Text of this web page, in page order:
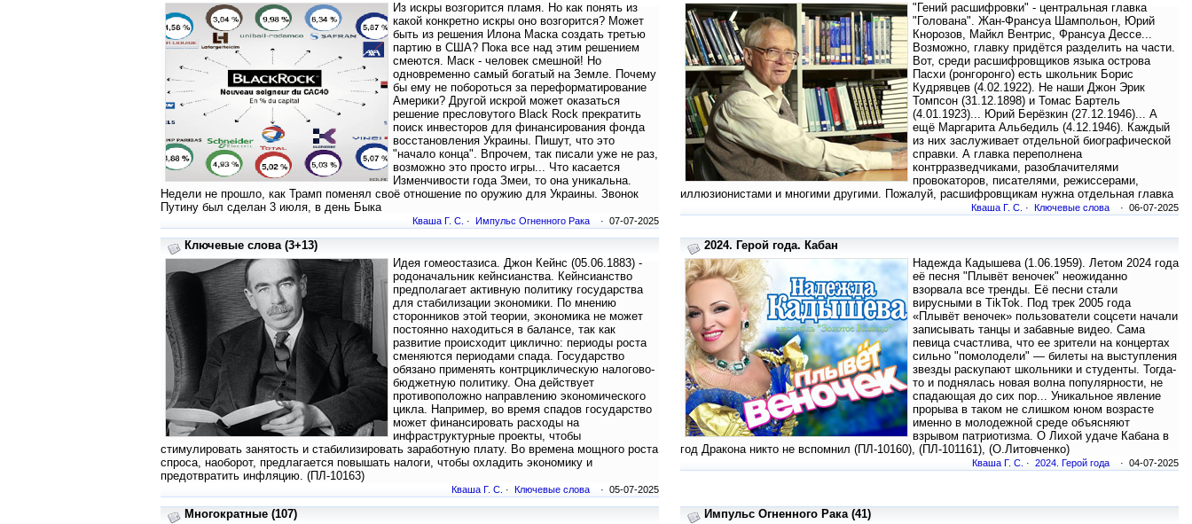
Из искры возгорится пламя. Но как понять из
какой конкретно искры оно возгорится? Может
быть из решения Илона Маска создать третью
партию в США? Пока все над этим решением
смеются. Маск - человек смешной! Но
одновременно самый богатый на Земле. Почему
бы ему не побороться за переформатирование
Америки? Другой искрой может оказаться
решение пресловутого Black Rock прекратить
поиск инвесторов для финансирования фонда
восстановления Украины. Пишут, что это
"начало конца". Впрочем, так писали уже не раз,
возможно это просто игры... Что касается
Изменчивости года Змеи, то она уникальна.
Недели не прошло, как Трамп поменял своё отношение по оружию для Украины. Звонок
Путину был сделан 3 июля, в день Быка
Кваша Г. С. · Импульс Огненного Рака · 07-07-2025
"Гений расшифровки" - центральная главка
"Голована". Жан-Франсуа Шампольон, Юрий
Кнорозов, Майкл Вентрис, Франсуа Дессе...
Возможно, главку придётся разделить на части.
Вот, среди расшифровщиков языка острова
Пасхи (ронгоронго) есть школьник Борис
Кудрявцев (4.02.1922). Не наши Джон Эрик
Томпсон (31.12.1898) и Томас Бартель
(4.01.1923)... Юрий Берёзкин (27.12.1946)... А
ещё Маргарита Альбедиль (4.12.1946). Каждый
из них заслуживает отдельной биографической
справки. А главка переполнена
контрразведчиками, разоблачителями
провокаторов, писателями, режиссерами,
иллюзионистами и многими другими. Пожалуй, расшифровщикам нужна отдельная главка
Кваша Г. С. · Ключевые слова · 06-07-2025
Ключевые слова (3+13)
Идея гомеостазиса. Джон Кейнс (05.06.1883) -
родоначальник кейнсианства. Кейнсианство
предполагает активную политику государства
для стабилизации экономики. По мнению
сторонников этой теории, экономика не может
постоянно находиться в балансе, так как
развитие происходит циклично: периоды роста
сменяются периодами спада. Государство
обязано применять контрциклическую налогово-
бюджетную политику. Она действует
противоположно направлению экономического
цикла. Например, во время спадов государство
может финансировать расходы на
инфраструктурные проекты, чтобы
стимулировать занятость и стабилизировать заработную плату. Во времена мощного роста
спроса, наоборот, предлагается повышать налоги, чтобы охладить экономику и
предотвратить инфляцию. (ПЛ-10163)
Кваша Г. С. · Ключевые слова · 05-07-2025
2024. Герой года. Кабан
Надежда Кадышева (1.06.1959). Летом 2024 года
её песня "Плывёт веночек" неожиданно
взорвала все тренды. Её песни стали
вирусными в TikTok. Под трек 2005 года
«Плывёт веночек» пользователи соцсети начали
записывать танцы и забавные видео. Сама
певица счастлива, что ее зрители на концертах
сильно "помолодели" — билеты на выступления
звезды раскупают школьники и студенты. Тогда-
то и поднялась новая волна популярности, не
спадающая до сих пор... Уникальное явление
прорыва в таком не слишком юном возрасте
именно в молодежной среде объясняют
взрывом патриотизма. О Лихой удаче Кабана в
год Дракона никто не вспомнил (ПЛ-10160), (ПЛ-101161), (О.Литовченко)
Кваша Г. С. · 2024. Герой года · 04-07-2025
Многократные (107)
Импульс Огненного Рака (41)